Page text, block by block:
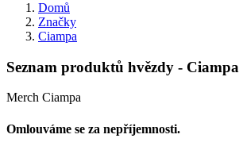
Domů
Značky
Ciampa
Seznam produktů hvězdy - Ciampa
Merch Ciampa
Omlouváme se za nepříjemnosti.